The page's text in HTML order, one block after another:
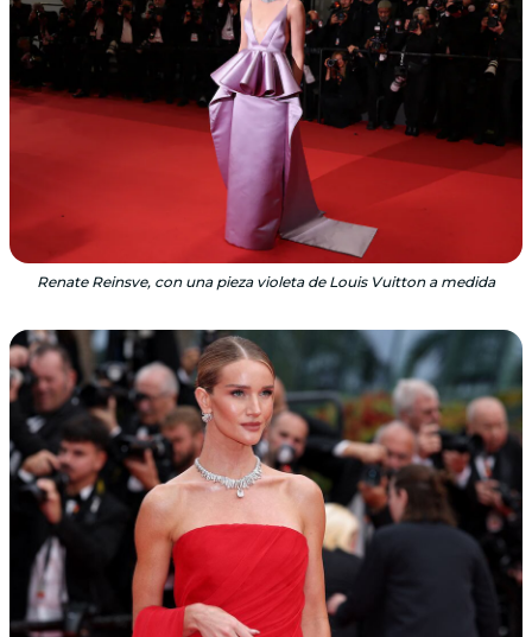
Renate Reinsve, con una pieza violeta de Louis Vuitton a medida